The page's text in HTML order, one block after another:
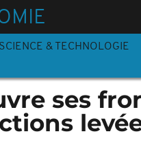
SCIENCE & TECHNOLOGIE
ses